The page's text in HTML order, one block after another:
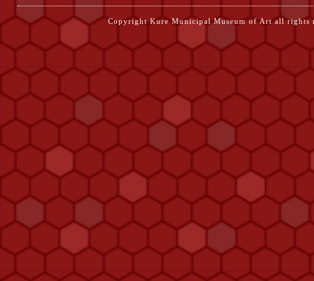
Copyright Kure Municipal Museum of Art all rights